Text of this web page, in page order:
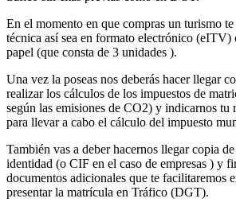
En el momento en que compras un turismo
técnica así sea en formato electrónico (eITV)
papel (que consta de 3 unidades ).
Una vez la poseas nos deberás hacer llegar
realizar los cálculos de los impuestos de
según las emisiones de CO2) y indicarnos
para llevar a cabo el cálculo del impuesto
También vas a deber hacernos llegar copia
identidad (o CIF en el caso de empresas ) y
documentos adicionales que te facilitaremos
presentar la matrícula en Tráfico (DGT).